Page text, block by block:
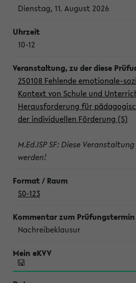
Dienstag, 11. August 2026
10-12
250108 Fehlende emotionale-
Kontext von Schule und
Herausforderung für
der individuellen Förderung (S)
M.Ed.ISP SF: Diese
werden!
S0-123
Nachreibeklausur